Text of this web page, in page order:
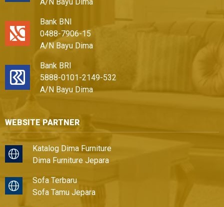
Bank BNI
0488-7906-15
A/N Bayu Dima
Bank BRI
5888-0101-2149-532
A/N Bayu Dima
WEBSITE PARTNER
Katalog Dima Furniture
Dima Furniture Jepara
Sofa Terbaru
Sofa Tamu Jepara